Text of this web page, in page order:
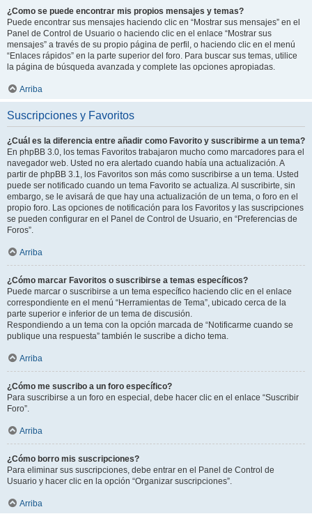
¿Como se puede encontrar mis propios mensajes y temas?
Puede encontrar sus mensajes haciendo clic en “Mostrar sus mensajes” en el
Panel de Control de Usuario o haciendo clic en el enlace “Mostrar sus
mensajes” a través de su propio página de perfil, o haciendo clic en el menú
“Enlaces rápidos” en la parte superior del foro. Para buscar sus temas, utilice
la página de búsqueda avanzada y complete las opciones apropiadas.
Arriba
Suscripciones y Favoritos
¿Cuál es la diferencia entre añadir como Favorito y suscribirme a un tema?
En phpBB 3.0, los temas Favoritos trabajaron mucho como marcadores para el
navegador web. Usted no era alertado cuando había una actualización. A
partir de phpBB 3.1, los Favoritos son más como suscribirse a un tema. Usted
puede ser notificado cuando un tema Favorito se actualiza. Al suscribirte, sin
embargo, se le avisará de que hay una actualización de un tema, o foro en el
propio foro. Las opciones de notificación para los Favoritos y las suscripciones
se pueden configurar en el Panel de Control de Usuario, en “Preferencias de
Foros”.
Arriba
¿Cómo marcar Favoritos o suscribirse a temas específicos?
Puede marcar o suscribirse a un tema específico haciendo clic en el enlace
correspondiente en el menú “Herramientas de Tema”, ubicado cerca de la
parte superior e inferior de un tema de discusión.
Respondiendo a un tema con la opción marcada de “Notificarme cuando se
publique una respuesta” también le suscribe a dicho tema.
Arriba
¿Cómo me suscribo a un foro específico?
Para suscribirse a un foro en especial, debe hacer clic en el enlace “Suscribir
Foro”.
Arriba
¿Cómo borro mis suscripciones?
Para eliminar sus suscripciones, debe entrar en el Panel de Control de
Usuario y hacer clic en la opción “Organizar suscripciones”.
Arriba